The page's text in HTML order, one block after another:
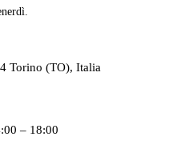
Torino (TO), Italia
– 18:00